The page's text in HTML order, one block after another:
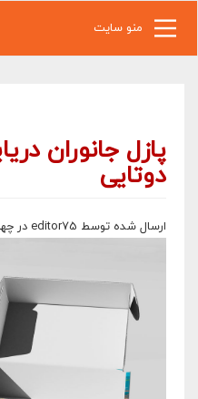
منو سایت
پازل جانوران
دوتایی
ارسال شده توسط editor75 در